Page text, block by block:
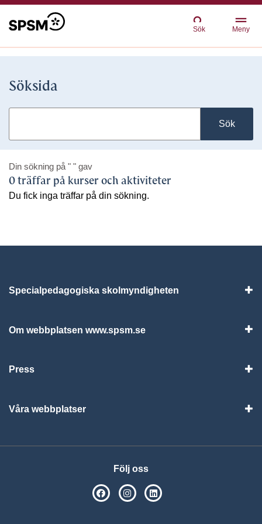
Sök Meny
Söksida
Sök
Din sökning på " " gav
0 träffar på kurser och aktiviteter
Du fick inga träffar på din sökning.
Specialpedagogiska skolmyndigheten
Om webbplatsen www.spsm.se
Press
Våra webbplatser
Följ oss
SPSM på Facebook
SPSM på Instagram